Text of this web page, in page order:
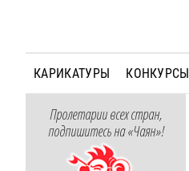
КАРИКАТУРЫ КОНКУРСЫ
Пролетарии всех стран,
подпишитесь на «Чаян»!